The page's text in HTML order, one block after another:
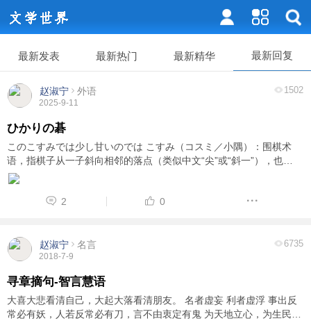
最新发表 最新热门 最新精华 最新回复
赵淑宁 外语
2025-9-11
1502
ひかりの碁
このこすみでは少し甘いのでは こすみ（コスミ／小隅）：围棋术
语，指棋子从一子斜向相邻的落点（类似中文“尖”或“斜一”），也
叫“桂马位”的一种小形。 では：就……来说 少し甘い：有点“松”“不够
2
0
赵淑宁 名言
2018-7-9
6735
寻章摘句-智言慧语
大喜大悲看清自己，大起大落看清朋友。 名者虚妄 利者虚浮 事出反
常必有妖，人若反常必有刀，言不由衷定有鬼 为天地立心，为生民立